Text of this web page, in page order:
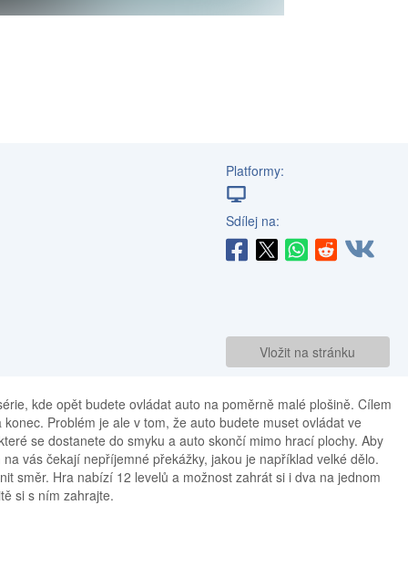
Platformy:
Sdílej na:
Vložit na stránku
kde opět budete ovládat auto na poměrně malé plošině. Cílem
Problém je ale v tom, že auto budete muset ovládat ve
se dostanete do smyku a auto skončí mimo hrací plochy. Aby
vás čekají nepříjemné překážky, jakou je například velké dělo.
směr. Hra nabízí 12 levelů a možnost zahrát si i dva na jednom
si s ním zahrajte.